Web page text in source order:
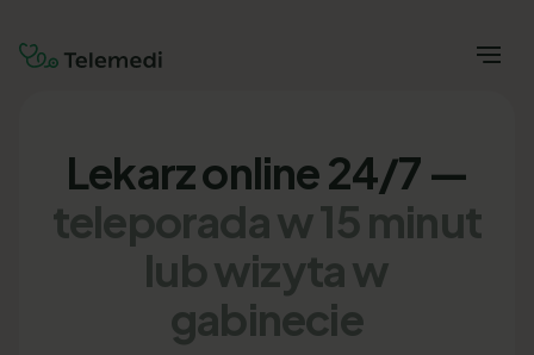
Lekarz online 24/7 —
teleporada w 15 minut
lub wizyta w
gabinecie